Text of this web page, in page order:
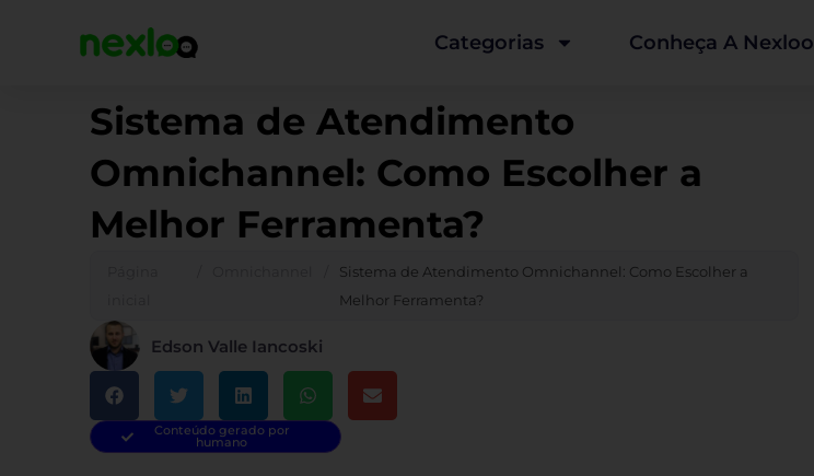
Categorias Conheça A Nexloo
Sistema de Atendimento
Omnichannel: Como Escolher a
Melhor Ferramenta?
Sistema de Atendimento Omnichannel: Como Escolher a
Melhor Ferramenta?
Edson Valle Iancoski
Conteúdo gerado por
humano